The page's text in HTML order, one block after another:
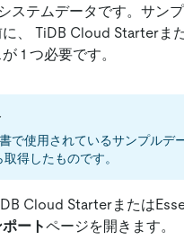
ステムデータです。サン
、 TiDB Cloud Starterま
1 つ必要です。
で使用されているサンプルデ
取得したものです。
Cloud Starterまたは
ートページを開きます。